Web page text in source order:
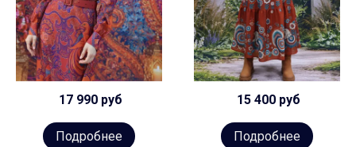
17 990 руб
Подробнее
15 400 руб
Подробнее